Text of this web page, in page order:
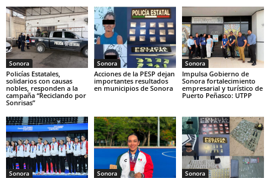
Sonora
Policías Estatales,
solidarios con causas
nobles, responden a la
campaña “Reciclando por
Sonrisas”
Sonora
Acciones de la PESP dejan
importantes resultados
en municipios de Sonora
Sonora
Impulsa Gobierno de
Sonora fortalecimiento
empresarial y turístico de
Puerto Peñasco: UTPP
Sonora Sonora Sonora